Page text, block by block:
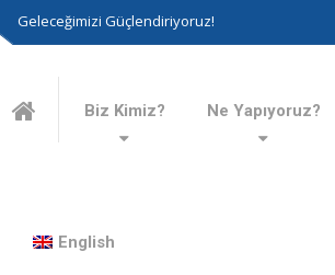
Geleceğimizi Güçlendiriyoruz!
Biz Kimiz? Ne Yapıyoruz?
English